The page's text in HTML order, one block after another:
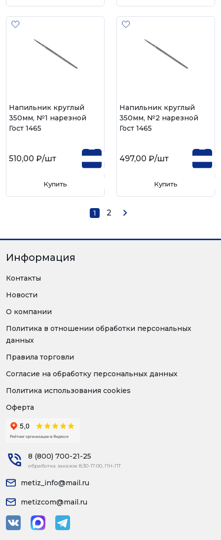
Напильник круглый
350мм, №1 нарезной
Гост 1465
510,00 ₽/шт
Купить
Напильник круглый
350мм, №2 нарезной
Гост 1465
497,00 ₽/шт
Купить
1 2
Информация
Контакты
Новости
О компании
Политика в отношении обработки персональных
данных
Правила торговли
Согласие на обработку персональных данных
Политика использования cookies
Оферта
8 (800) 700-21-25
обработка заказов 8:30-17:00, ПН-ПТ
metiz_info@mail.ru
metizcom@mail.ru